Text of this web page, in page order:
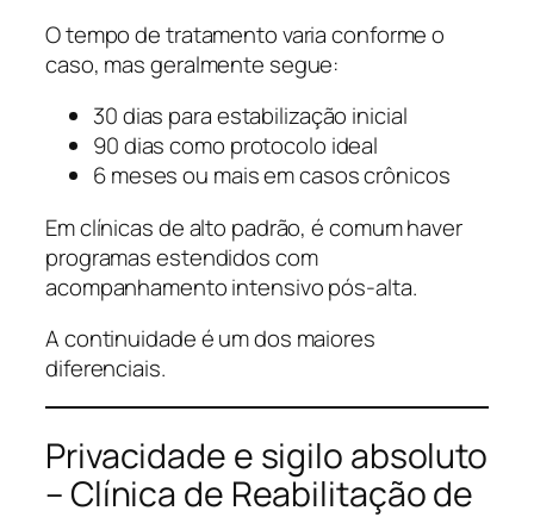
O tempo de tratamento varia conforme o
caso, mas geralmente segue:
30 dias para estabilização inicial
90 dias como protocolo ideal
6 meses ou mais em casos crônicos
Em clínicas de alto padrão, é comum haver
programas estendidos com
acompanhamento intensivo pós-alta.
A continuidade é um dos maiores
diferenciais.
Privacidade e sigilo absoluto
– Clínica de Reabilitação de